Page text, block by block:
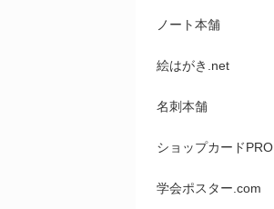
ノート本舗
絵はがき.net
名刺本舗
ショップカードPRO
学会ポスター.com